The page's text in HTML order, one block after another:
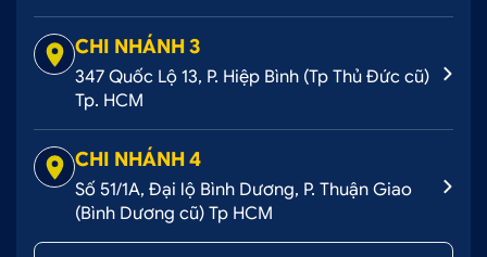
CHI NHÁNH 3
347 Quốc Lộ 13, P. Hiệp Bình (Tp Thủ Đức cũ)
Tp. HCM
CHI NHÁNH 4
Số 51/1A, Đại lộ Bình Dương, P. Thuận Giao
(Bình Dương cũ) Tp HCM